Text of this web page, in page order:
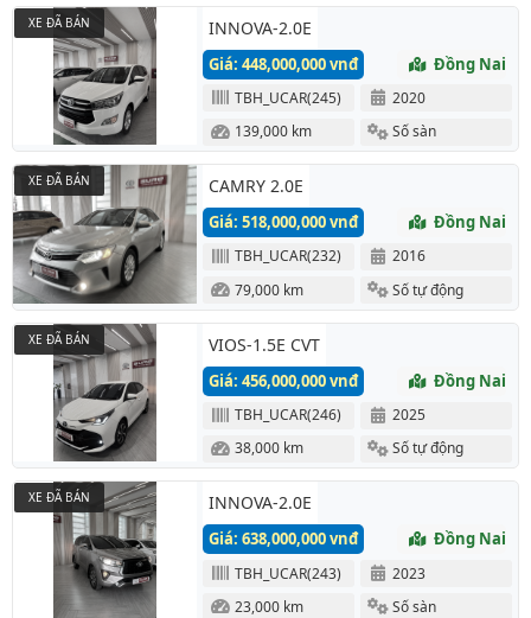
INNOVA-2.0E
Giá: 448,000,000 vnđ Đồng Nai
TBH_UCAR(245)
2020
139,000 km
Số sàn
XE ĐÃ BÁN
CAMRY 2.0E
Giá: 518,000,000 vnđ Đồng Nai
TBH_UCAR(232)
2016
79,000 km
Số tự động
XE ĐÃ BÁN
VIOS-1.5E CVT
Giá: 456,000,000 vnđ Đồng Nai
TBH_UCAR(246)
2025
38,000 km
Số tự động
XE ĐÃ BÁN
INNOVA-2.0E
Giá: 638,000,000 vnđ Đồng Nai
TBH_UCAR(243)
2023
23,000 km
Số sàn
XE ĐÃ BÁN